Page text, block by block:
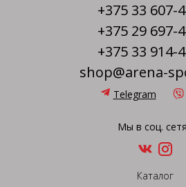
+375 33 607-
+375 29 697-
+375 33 914-
shop@arena-
Telegram
Мы в соц.
Каталог